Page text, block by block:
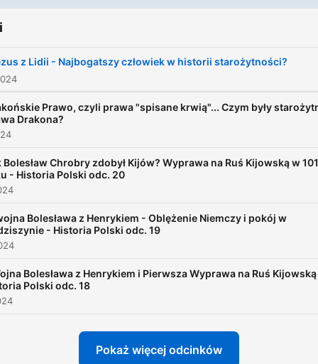
poziomie się spodziewać.
nadzieję, że zostaniesz na
Kanał YouTube: Historyczny
z Lidii - Najbogatszy człowiek w historii starożytności?
Prawo, czyli prawa "spisane krwią"... Czym były
Drakona?
Bolesław Chrobry zdobył Kijów? Wyprawa na Ruś Kijowską w
- Historia Polski odc. 20
Bolesława z Henrykiem - Oblężenie Niemczy i pokój w
- Historia Polski odc. 19
Bolesława z Henrykiem i Pierwsza Wyprawa na Ruś
Polski odc. 18
Pokaż więcej odcinków